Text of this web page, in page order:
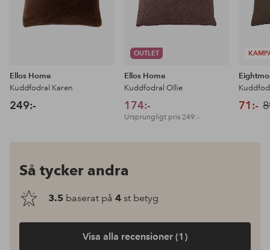
Ellos Home
Kuddfodral Karen
249:-
OUTLET
Ellos Home
Kuddfodral Ollie
174:-
Ursprungligt pris249:-
71:-
Så tycker andra
3.5 baserat på 4 st betyg
Visa alla recensioner (1)